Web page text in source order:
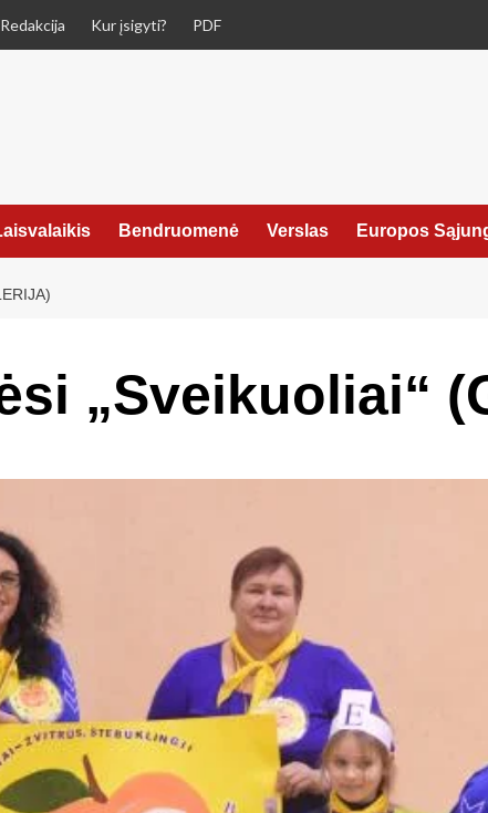
Redakcija Kur įsigyti? PDF
Bendruomenė Verslas Europos
„Sveikuoliai“